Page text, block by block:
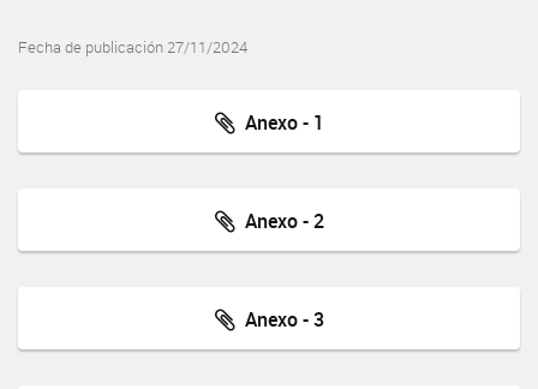
Fecha de publicación 27/11/2024
Anexo - 1
Anexo - 2
Anexo - 3